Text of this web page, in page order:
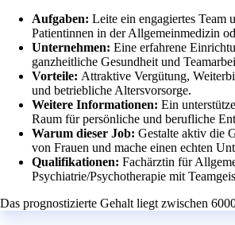
Aufgaben: Leite ein engagiertes Team
Patientinnen in der Allgemeinmedizin
Unternehmen: Eine erfahrene
ganzheitliche Gesundheit und
Vorteile: Attraktive Vergütung,
und betriebliche Altersvorsorge.
Weitere Informationen: Ein
Raum für persönliche und berufliche
Warum dieser Job: Gestalte aktiv die
von Frauen und mache einen echten
Qualifikationen: Fachärztin für
Psychiatrie/Psychotherapie mit
Das prognostizierte Gehalt liegt zwischen